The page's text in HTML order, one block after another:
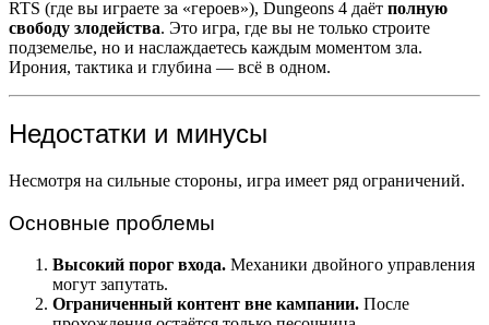
RTS (где вы играете за «героев»), Dungeons 4 даёт полную
свободу злодейства. Это игра, где вы не только строите
подземелье, но и наслаждаетесь каждым моментом зла.
Ирония, тактика и глубина — всё в одном.
Недостатки и минусы
Несмотря на сильные стороны, игра имеет ряд ограничений.
Основные проблемы
Высокий порог входа. Механики двойного управления
могут запутать.
Ограниченный контент вне кампании. После